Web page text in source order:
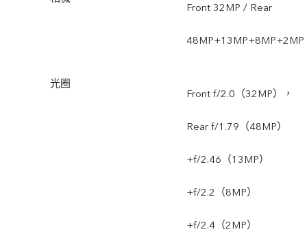
Front 32MP / Rear
48MP+13MP+8MP+2MP
光圈
Front f/2.0（32MP），
Rear f/1.79（48MP）
+f/2.46（13MP）
+f/2.2（8MP）
+f/2.4（2MP）